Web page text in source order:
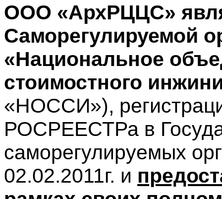
ООО «АрхРЦЦС»
Саморегулируемой
«Национальное
стоимостного
«НОССИ»),
РОСРЕЕСТРа в
саморегулируемых
02.02.2011г. и